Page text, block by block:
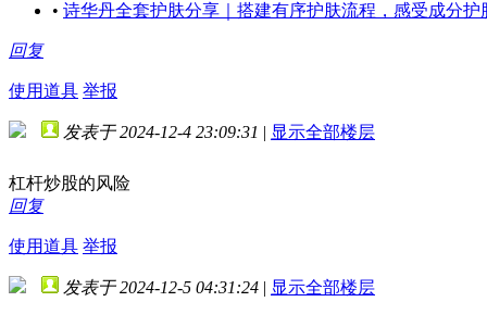
• 诗华丹全套护肤分享｜搭建有序护肤流程，感受成分护
回复
使用道具 举报
发表于 2024-12-4 23:09:31 | 显示全部楼层
杠杆炒股的风险
回复
使用道具 举报
发表于 2024-12-5 04:31:24 | 显示全部楼层